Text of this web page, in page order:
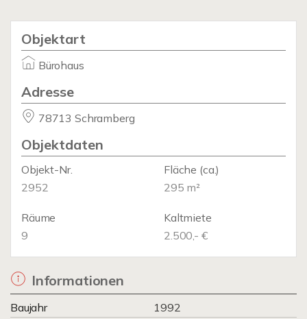
Objektart
Bürohaus
Adresse
78713 Schramberg
Objektdaten
Objekt-Nr.
2952
Fläche (ca.)
295 m²
Räume
9
Kaltmiete
2.500,- €
Informationen
Baujahr
1992